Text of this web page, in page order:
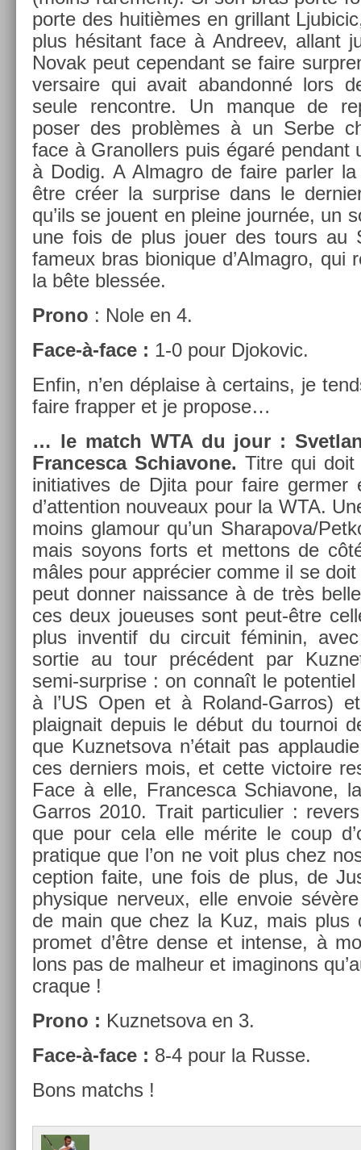
porte des huitièmes en gril­lant
plus hésitant face à An­dreev, al­lant
Novak peut cepen­dant se faire
versaire qui avait ab­an­donné lors
seule re­ncontre. Un man­que de
poser des problèmes à un Serbe
face à Granoll­ers puis égaré pen­dant
à Dodig. A Al­mag­ro de faire parl­er
être créer la sur­pr­ise dans le
qu’ils se jouent en pleine journée, un
une fois de plus jouer des tours au
fameux bras bi­onique d’Al­magro, qui
la bête blessée.
Prono : Nole en 4.
Face-à-face : 1-0 pour Djokovic.
Enfin, n’en dépla­ise à cer­tains, je
faire frapp­er et je pro­pose…
… le match WTA du jour :
Fran­cesca Schiavone. Titre qui
in­itiatives de Djita pour faire germ­er
d’at­ten­tion nouveaux pour la WTA.
moins glamour qu’un Sharapova/­
mais soyons forts et met­tons de
mâles pour apprécier comme il se
peut donn­er nais­sance à de très
ces deux joueuses sont peut-être
plus in­ven­tif du cir­cuit féminin, avec
sor­tie au tour précédent par
semi-surprise : on connaît le
à l’US Open et à Roland-Garros)
plaig­nait de­puis le début du tour­noi
que Kuz­netsova n’était pas
ces de­rni­ers mois, et cette vic­toire
Face à elle, Fran­cesca Schiavone,
Garros 2010. Trait par­ticuli­er :
que pour cela elle mérite le coup
pratique que l’on ne voit plus chez
cep­tion faite, une fois de plus, de
physique ner­veux, elle en­voie
de main que chez la Kuz, mais
pro­met d’être dense et in­ten­se, à
lons pas de mal­heur et im­aginons
craque !
Prono : Kuz­netsova en 3.
Face-à-face : 8-4 pour la Russe.
Bons matchs !